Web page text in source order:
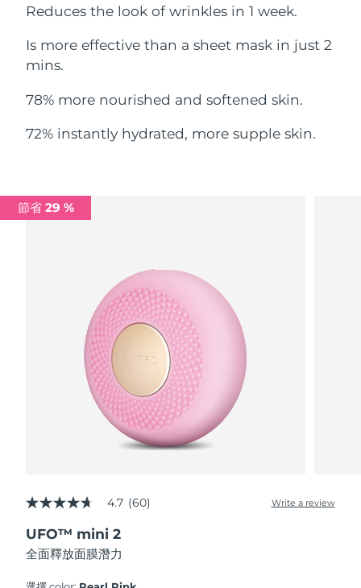
Reduces the look of wrinkles in 1 week.
Is more effective than a sheet mask in just 2
mins.
78% more nourished and softened skin.
72% instantly hydrated, more supple skin.
節省 29 %
4.7
of
5
stars,
4.7 (60) Write a review
UFO™ mini 2
全面釋放面膜潛力
摩納哥 預計送達日期8/13/26
荷蘭
預計送達日期
預計送達日期
沙烏地阿拉伯